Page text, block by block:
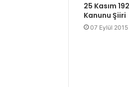
25 Kasım
Kanunu Şiiri
07 Eylül 2015